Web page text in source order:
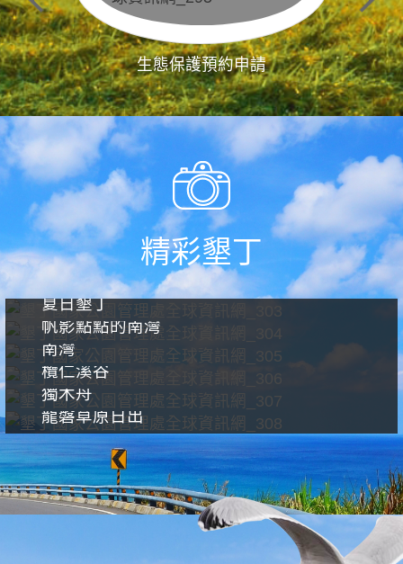
生態保護預約申請
精彩墾丁
夏日墾丁
帆影點點的南灣
南灣
欖仁溪谷
獨木舟
龍磐草原日出